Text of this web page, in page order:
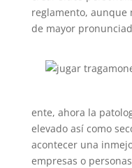
reglamento, aunque
de mayor
ente, ahora la
elevado así­ como
acontecer una
empresas o